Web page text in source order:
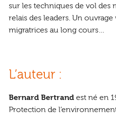
sur les techniques de vol
relais des leaders. Un
migratrices au long cours…
L’auteur :
Bernard Bertrand est né en
Protection de